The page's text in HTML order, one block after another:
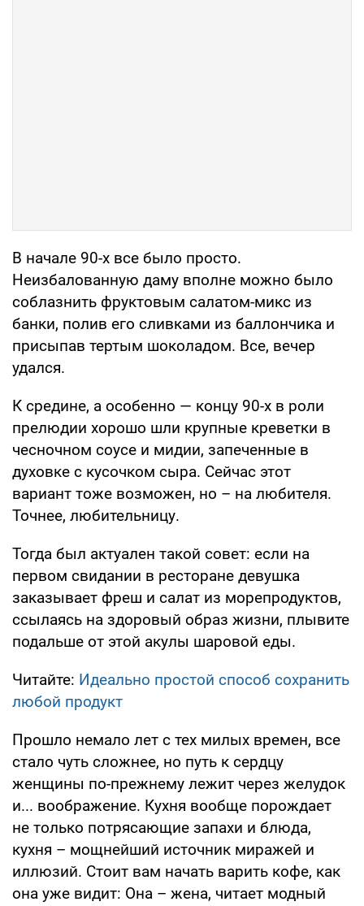
В начале 90-х все было просто.
Неизбалованную даму вполне можно было
соблазнить фруктовым салатом-микс из
банки, полив его сливками из баллончика и
присыпав тертым шоколадом. Все, вечер
удался.
К средине, а особенно — концу 90-х в роли
прелюдии хорошо шли крупные креветки в
чесночном соусе и мидии, запеченные в
духовке с кусочком сыра. Сейчас этот
вариант тоже возможен, но – на любителя.
Точнее, любительницу.
Тогда был актуален такой совет: если на
первом свидании в ресторане девушка
заказывает фреш и салат из морепродуктов,
ссылаясь на здоровый образ жизни, плывите
подальше от этой акулы шаровой еды.
Читайте: Идеально простой способ сохранить
любой продукт
Прошло немало лет с тех милых времен, все
стало чуть сложнее, но путь к сердцу
женщины по-прежнему лежит через желудок
и... воображение. Кухня вообще порождает
не только потрясающие запахи и блюда,
кухня – мощнейший источник миражей и
иллюзий. Стоит вам начать варить кофе, как
она уже видит: Она – жена, читает модный